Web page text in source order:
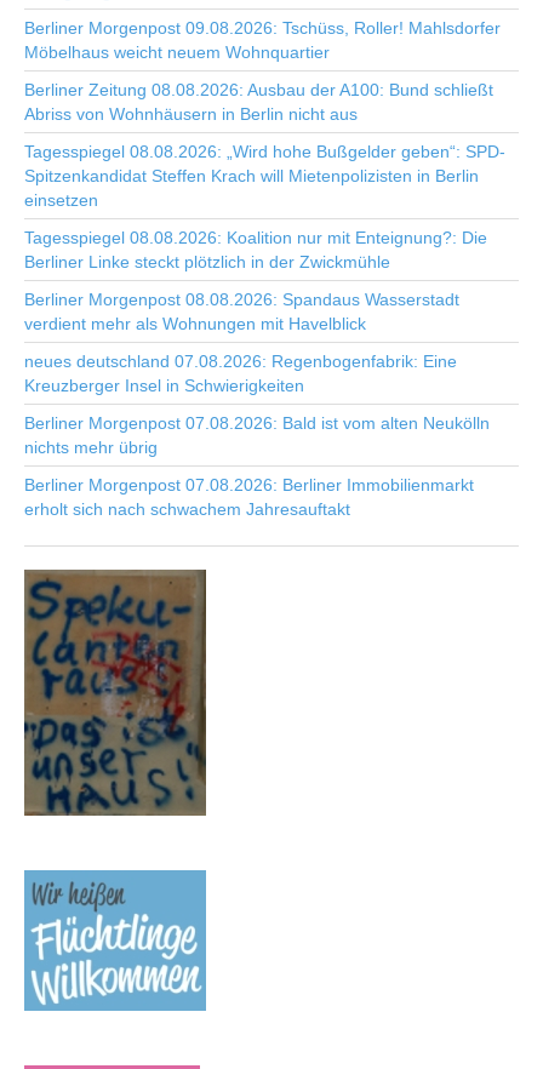
Berliner Morgenpost 09.08.2026: Tschüss, Roller! Mahlsdorfer
Möbelhaus weicht neuem Wohnquartier
Berliner Zeitung 08.08.2026: Ausbau der A100: Bund schließt
Abriss von Wohnhäusern in Berlin nicht aus
Tagesspiegel 08.08.2026: „Wird hohe Bußgelder geben“: SPD-
Spitzenkandidat Steffen Krach will Mietenpolizisten in Berlin
einsetzen
Tagesspiegel 08.08.2026: Koalition nur mit Enteignung?: Die
Berliner Linke steckt plötzlich in der Zwickmühle
Berliner Morgenpost 08.08.2026: Spandaus Wasserstadt
verdient mehr als Wohnungen mit Havelblick
neues deutschland 07.08.2026: Regenbogenfabrik: Eine
Kreuzberger Insel in Schwierigkeiten
Berliner Morgenpost 07.08.2026: Bald ist vom alten Neukölln
nichts mehr übrig
Berliner Morgenpost 07.08.2026: Berliner Immobilienmarkt
erholt sich nach schwachem Jahresauftakt